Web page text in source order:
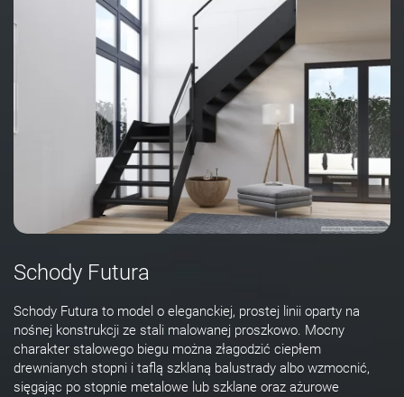
Schody Futura
Schody Futura to model o eleganckiej, prostej linii oparty na
nośnej konstrukcji ze stali malowanej proszkowo. Mocny
charakter stalowego biegu można złagodzić ciepłem
drewnianych stopni i taflą szklaną balustrady albo wzmocnić,
sięgając po stopnie metalowe lub szklane oraz ażurowe